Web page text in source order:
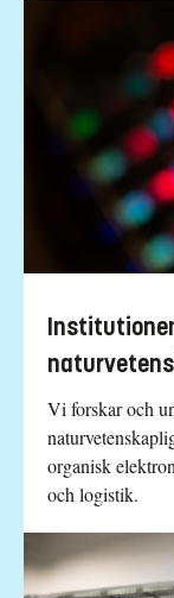
Vi forskar och
organisk
och logistik.